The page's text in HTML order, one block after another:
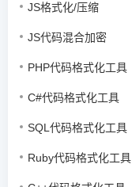
JS格式化/压缩
JS代码混合加密
PHP代码格式化工具
C#代码格式化工具
SQL代码格式化工具
Ruby代码格式化工具